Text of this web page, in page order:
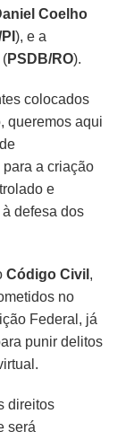
Coelho
), e a
(PSDB/RO).
colocados
queremos aqui
para a criação
e
à defesa dos
Código Civil ,
no
Federal, já
punir delitos
direitos
será